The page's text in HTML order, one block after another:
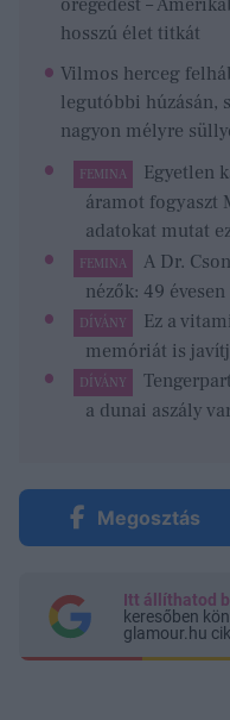
öregedést –
hosszú élet titkát
Vilmos herceg
legutóbbi húzásán,
nagyon mélyre
FEMINA
Egyetlen
áramot fogyaszt
adatokat mutat
FEMINA
A Dr.
nézők: 49
DÍVÁNY
Ez a
memóriát is
DÍVÁNY
a dunai aszály
Megosztás
Itt állíthatod
keresőben
glamour.hu